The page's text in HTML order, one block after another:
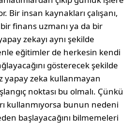
Bir insan kaynakları çalışanı,
finans uzmanı ya da bir
zekayı aynı şekilde
eğitimler de herkesin kendi
gösterecek şekilde
yapay zeka kullanmayan
noktası bu olmalı. Çünkü
kullanmıyorsa bunun nedeni
başlayacağını bilmemeleri